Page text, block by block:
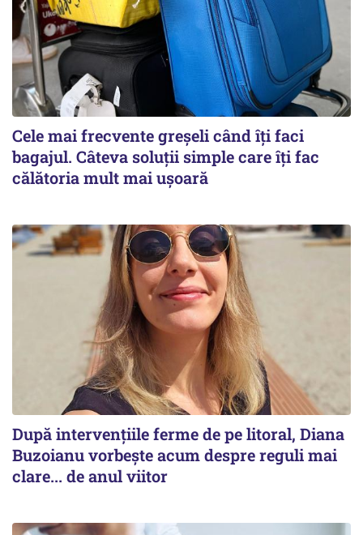
Cele mai frecvente greșeli când îți faci
bagajul. Câteva soluții simple care îți fac
călătoria mult mai ușoară
După intervențiile ferme de pe litoral, Diana
Buzoianu vorbește acum despre reguli mai
clare... de anul viitor